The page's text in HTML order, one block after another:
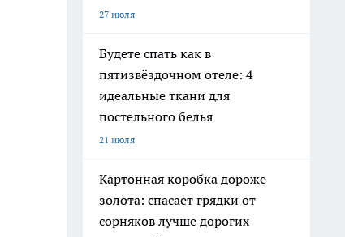
27 июля
Будете спать как в
пятизвёздочном отеле: 4
идеальные ткани для
постельного белья
21 июля
Картонная коробка дороже
золота: спасает грядки от
сорняков лучше дорогих